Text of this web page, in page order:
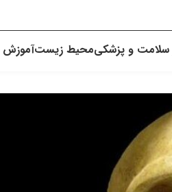
سلامت و پزشکیمحیط زیستآموزش